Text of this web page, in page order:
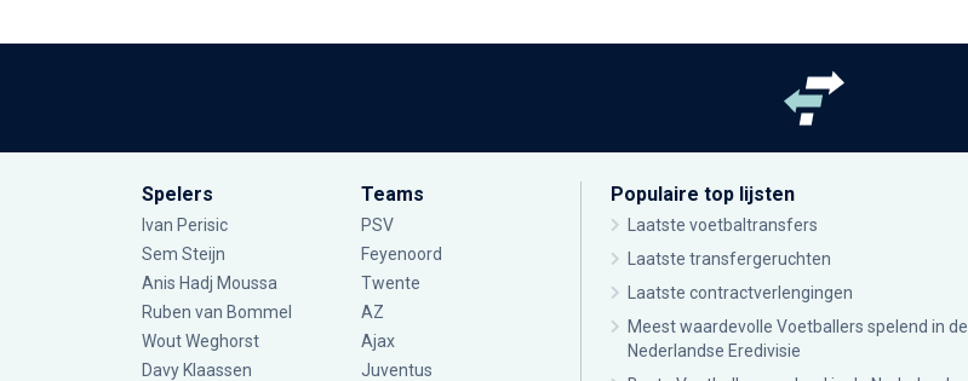
Spelers
Ivan Perisic
Sem Steijn
Anis Hadj Moussa
Ruben van Bommel
Wout Weghorst
Davy Klaassen
Teams
PSV
Feyenoord
Twente
AZ
Ajax
Juventus
Populaire top lijsten
Laatste voetbaltransfers
Laatste transfergeruchten
Laatste contractverlengingen
Meest waardevolle Voetballers spelend in de
Nederlandse Eredivisie